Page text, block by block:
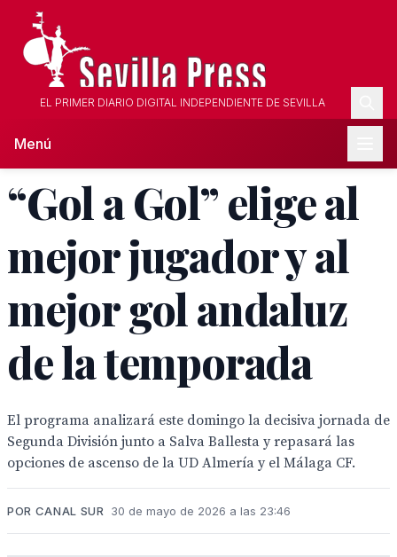
EL PRIMER DIARIO DIGITAL INDEPENDIENTE DE SEVILLA
Menú
“Gol a Gol” elige al
mejor jugador y al
mejor gol andaluz
de la temporada
El programa analizará este domingo la decisiva jornada de
Segunda División junto a Salva Ballesta y repasará las
opciones de ascenso de la UD Almería y el Málaga CF.
POR CANAL SUR 30 de mayo de 2026 a las 23:46